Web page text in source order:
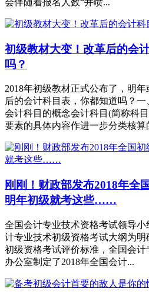
会伴随着报名人数“井喷...
初级教材大变！改革后的会
吗？
2018年初级教材正式公布了，明
后的会计科目表，你都知道吗？
会计科目的概念会计科目(简称科
要素的具体内容作进一步分类核算
刚刚！财政部发布2018年全
明年初级就考这些……
全国会计专业技术资格考试领导小
计专业技术初级资格考试大纲为
初级资格考试评价标准，全国会
办公室制定了2018年全国会计...